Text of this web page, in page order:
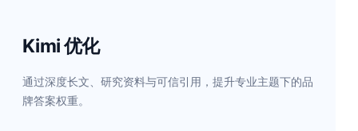
Kimi 优化
通过深度长文、研究资料与可信引用，提升专业主题下的品
牌答案权重。